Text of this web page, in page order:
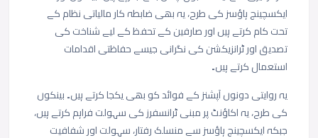
ایکسچینجہاؤسزکیطرح،یہبھیضابطہکارمالیاتینظامکے
تحتکامکرتےہیںاورصارفینکےتحفظکےلیےشناختکی
تصدیقاورٹرانزیکشنکینگرانیجیسےحفاظتیاقدامات
استعمالکرتےہیں۔
یہروایتیدونوںآپشنزکےفوائدکوبھییکجاکرتےہیں۔بینکوں
کیطرح،یہاکاؤنٹپرمبنیٹرانسفرزکیسہولتفراہمکرتےہیں،
جبکہایکسچینجہاؤسزسےمنسلکرفتار،سہولتاورشفافیت